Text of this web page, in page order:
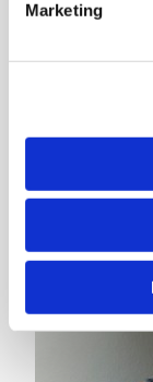
Marketing